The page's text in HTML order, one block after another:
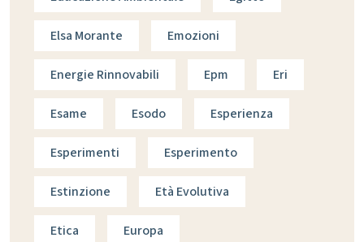
Elsa Morante Emozioni
Energie Rinnovabili Epm Eri
Esame Esodo Esperienza
Esperimenti Esperimento
Estinzione Età Evolutiva
Etica Europa